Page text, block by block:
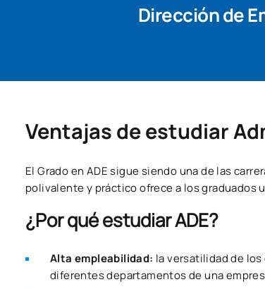
Dirección de
Ventajas de estudiar
El Grado en ADE sigue siendo una de las
polivalente y práctico ofrece a los graduados
¿Por qué estudiar ADE?
Alta empleabilidad: la versatilidad de los
diferentes departamentos de una